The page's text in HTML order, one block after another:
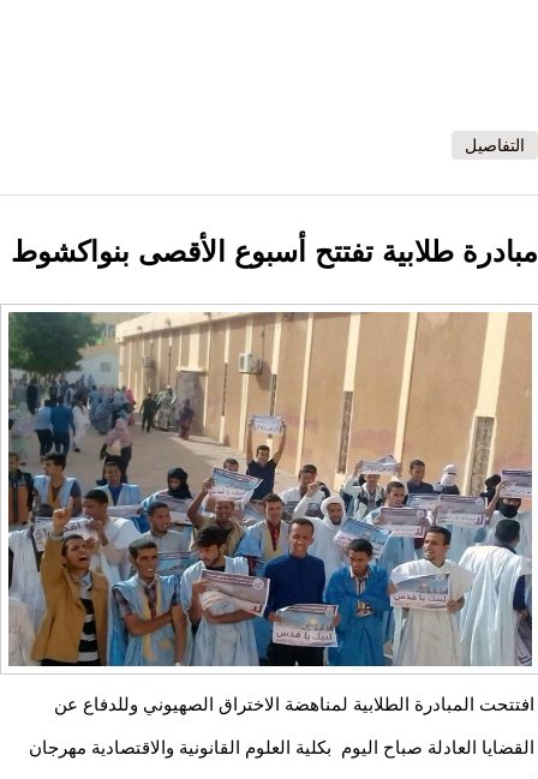
التفاصيل
مبادرة طلابية تفتتح أسبوع الأقصى بنواكشوط
افتتحت المبادرة الطلابية لمناهضة الاختراق الصهيوني وللدفاع عن
القضايا العادلة صباح اليوم بكلية العلوم القانونية والاقتصادية مهرجان